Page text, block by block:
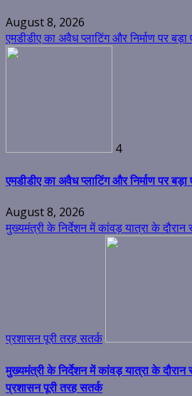
August 8, 2026
एमडीडीए का अवैध प्लाटिंग और निर्माण पर
4
एमडीडीए का अवैध प्लाटिंग और निर्माण पर
August 8, 2026
मुख्यमंत्री के निर्देशन में कांवड़ यात्रा के
प्रशासन पूरी तरह सतर्क
मुख्यमंत्री के निर्देशन में कांवड़ यात्रा के
प्रशासन पूरी तरह सतर्क